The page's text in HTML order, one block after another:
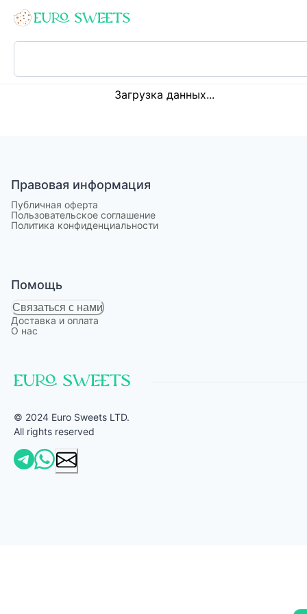
Loading...
Загрузка данных...
Правовая информация
Публичная оферта
Пользовательское соглашение
Политика конфиденциальности
Помощь
Связаться с нами
Доставка и оплата
О нас
© 2024 Euro Sweets LTD.
All rights reserved